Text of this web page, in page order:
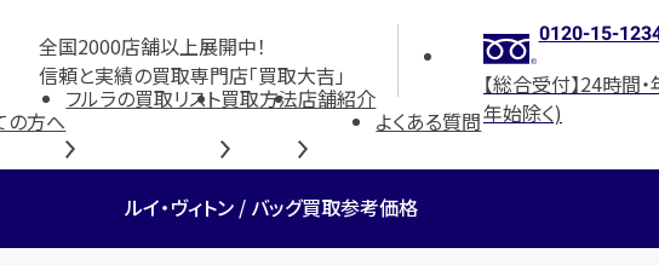
全国2000店舗以上展開中！
信頼と実績の買取専門店「買取大吉」
0120-15-
【総合受付】24時間
年始除く)
の方へ
フルラの買取リスト買取方法店舗紹介
よくある質問
ルイ・ヴィトン / バッグ買取参考価格